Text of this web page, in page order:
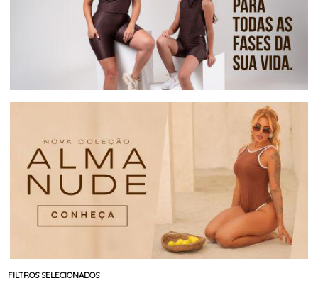
FILTROS SELECIONADOS